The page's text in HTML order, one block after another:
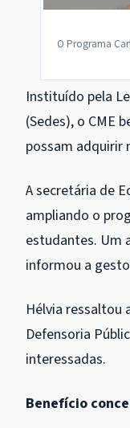
O Programa
Instituído pela
(Sedes), o CME
possam adquirir
A secretária de
ampliando o
estudantes. Um
informou a
Hélvia ressaltou
Defensoria
interessadas.
Benefício